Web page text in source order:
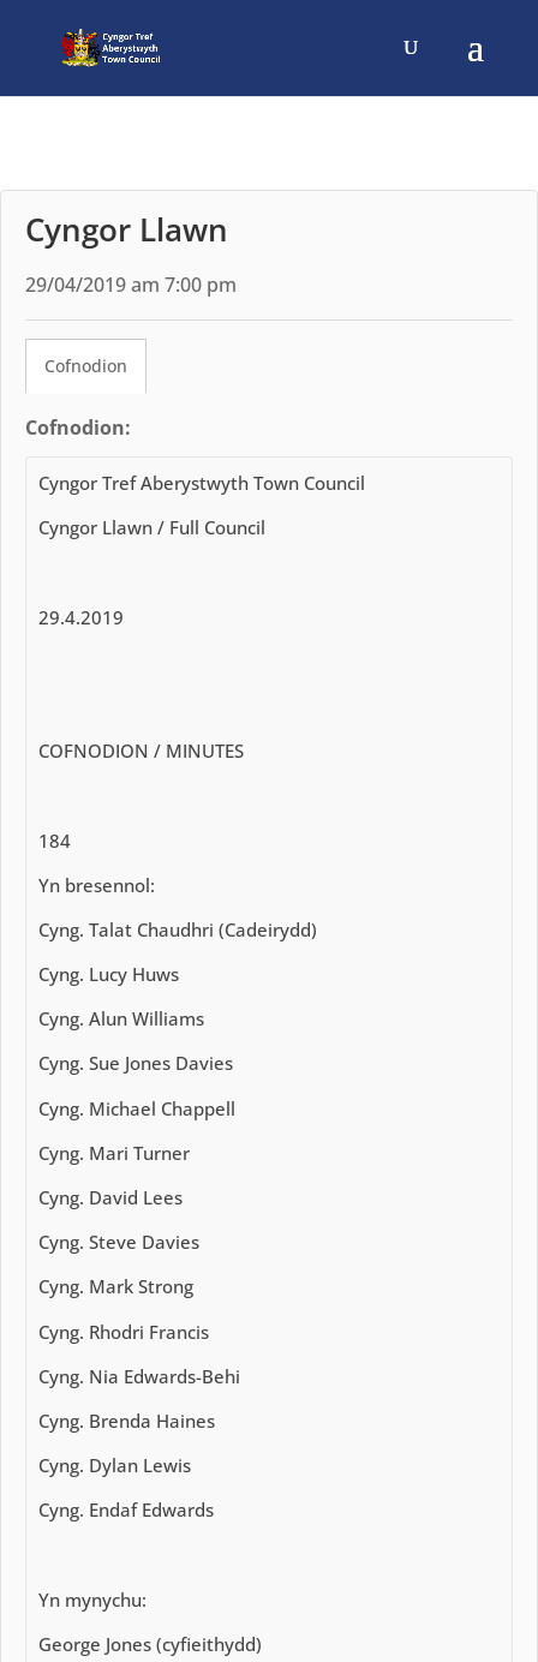
Cyngor Llawn
29/04/2019 am 7:00 pm
Cofnodion
Cofnodion:
Cyngor Tref Aberystwyth Town Council
Cyngor Llawn / Full Council
29.4.2019
COFNODION / MINUTES
184
Yn bresennol:
Cyng. Talat Chaudhri (Cadeirydd)
Cyng. Lucy Huws
Cyng. Alun Williams
Cyng. Sue Jones Davies
Cyng. Michael Chappell
Cyng. Mari Turner
Cyng. David Lees
Cyng. Steve Davies
Cyng. Mark Strong
Cyng. Rhodri Francis
Cyng. Nia Edwards-Behi
Cyng. Brenda Haines
Cyng. Dylan Lewis
Cyng. Endaf Edwards
Yn mynychu:
George Jones (cyfieithydd)